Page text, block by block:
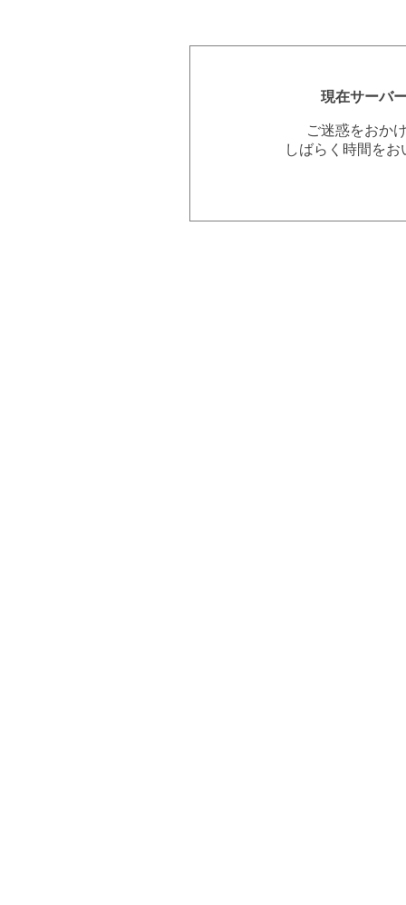
現在サーバ
ご迷惑をおか
しばらく時間を